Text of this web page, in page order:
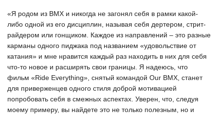
«Я родом из BMX и никогда не загонял себя в рамки какой-
либо одной из его дисциплин, называя себя дертером, стрит-
райдером или гонщиком. Каждое из направлений – это разные
карманы одного пиджака под названием «удовольствие от
катания» и мне нравится каждый раз находить в них для себя
что-то новое и расширять свои границы. Я надеюсь, что
фильм «Ride Everything», снятый командой Our BMX, станет
для приверженцев одного стиля доброй мотивацией
попробовать себя в смежных аспектах. Уверен, что, следуя
моему примеру, вы найдете это не только полезным, но и